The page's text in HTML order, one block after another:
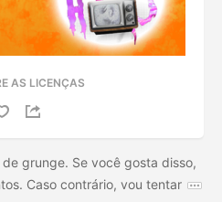
AS LICENÇAS
grunge. Se você gosta disso,
Caso contrário, vou tentar